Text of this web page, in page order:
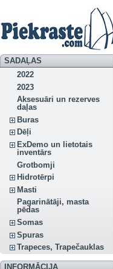
SADAĻAS
2022
2023
Aksesuāri un rezerves
daļas
Buras
Dēļi
ExDemo un lietotais
inventārs
Grotbomji
Hidrotērpi
Masti
Pagarinātāji, masta
pēdas
Somas
Spuras
Trapeces, Trapečauklas
INFORMĀCIJA